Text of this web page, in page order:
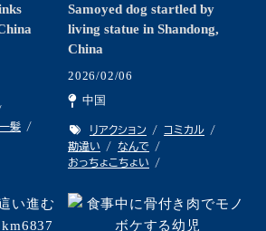
髪
Samoyed dog startled by
living statue in Shandong,
China
2026/02/06
中国
リアクション
コミカル
勘違い
なんで
おっちょこちょい